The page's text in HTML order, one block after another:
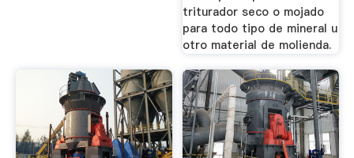
triturador seco o mojado
para todo tipo de mineral u
otro material de molienda.